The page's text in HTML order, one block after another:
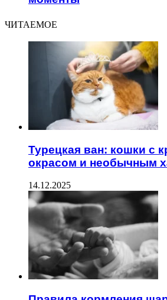
ЧИТАЕМОЕ
Турецкая ван: кошки с
окрасом и необычным
14.12.2025